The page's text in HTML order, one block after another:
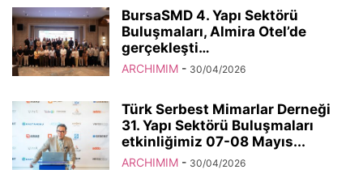
BursaSMD 4. Yapı Sektörü
Buluşmaları, Almira Otel’de
gerçekleşti…
ARCHIMIM - 30/04/2026
Türk Serbest Mimarlar Derneği
31. Yapı Sektörü Buluşmaları
etkinliğimiz 07-08 Mayıs...
ARCHIMIM - 30/04/2026